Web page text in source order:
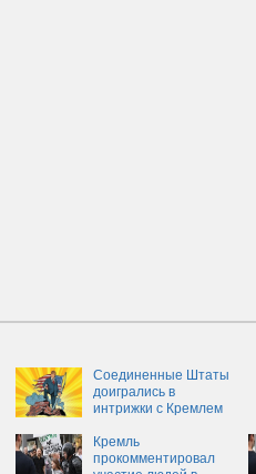
Соединенные Штаты
доигрались в
интрижки с Кремлем
Кремль
прокомментировал